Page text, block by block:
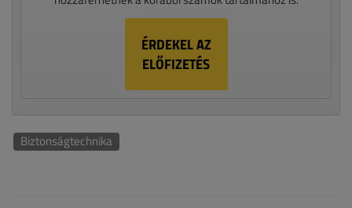
ÉRDEKEL AZ
ELŐFIZETÉS
Biztonságtechnika